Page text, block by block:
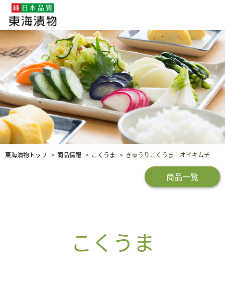
企業・採用情報 社会貢献 品質保証
東海漬物トップ 商品情報 こくうま きゅうりこくうま オイキムチ
商品一覧
こくうま